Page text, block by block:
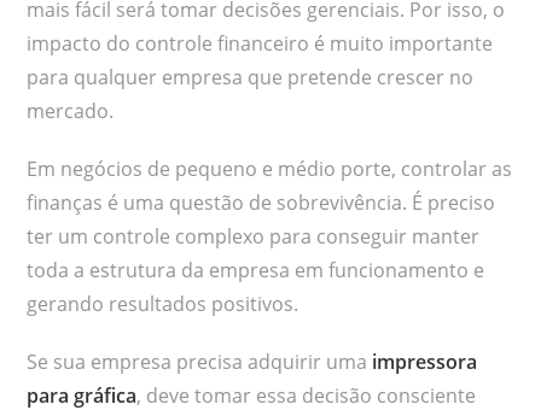
mais fácil será tomar decisões gerenciais. Por isso, o
impacto do controle financeiro é muito importante
para qualquer empresa que pretende crescer no
mercado.
Em negócios de pequeno e médio porte, controlar as
finanças é uma questão de sobrevivência. É preciso
ter um controle complexo para conseguir manter
toda a estrutura da empresa em funcionamento e
gerando resultados positivos.
Se sua empresa precisa adquirir uma impressora
para gráfica, deve tomar essa decisão consciente